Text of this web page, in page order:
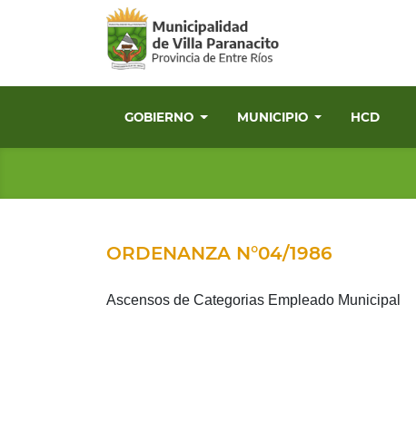
GOBIERNO MUNICIPIO HCD
ORDENANZA N°04/1986
Ascensos de Categorias Empleado Municipal